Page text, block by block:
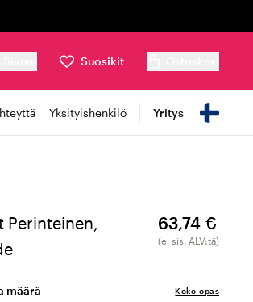
Suosikit
Yksityishenkilö Yritys
Perinteinen,
63,74 €
(ei sis. ALV:tä)
määrä Koko-opas